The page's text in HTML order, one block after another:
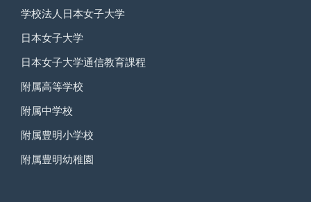
学校法人日本女子大学
日本女子大学
日本女子大学通信教育課程
附属高等学校
附属中学校
附属豊明小学校
附属豊明幼稚園